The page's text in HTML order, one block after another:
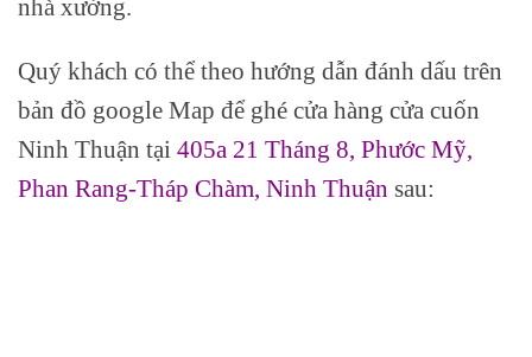
nhà xưởng.
Quý khách có thể theo hướng dẫn đánh dấu trên
bản đồ google Map để ghé cửa hàng cửa cuốn
Ninh Thuận tại 405a 21 Tháng 8, Phước Mỹ,
Phan Rang-Tháp Chàm, Ninh Thuận sau: